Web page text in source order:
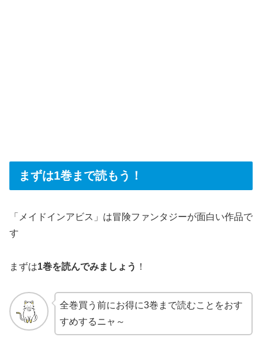
まずは1巻まで読もう！
「メイドインアビス」は冒険ファンタジーが面白い作品で
す
まずは1巻を読んでみましょう ！
全巻買う前にお得に3巻まで読むことをおす
すめするニャ～